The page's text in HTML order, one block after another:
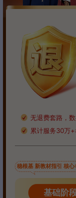
无退费套路，
累计服务30万+
稳根基 新教材指引 核心
基础阶